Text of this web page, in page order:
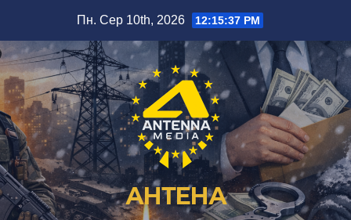
вмісту
Пн. Сер 10th, 2026 12:15:37 PM
АНТЕНА